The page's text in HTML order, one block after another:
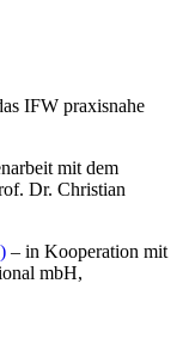
IFW praxisnahe
mit dem
Dr. Christian
– in Kooperation mit
mbH,